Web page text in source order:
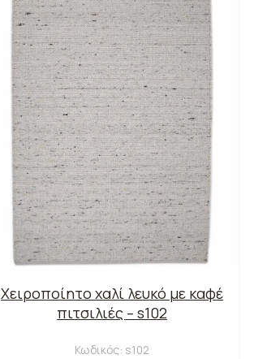
Χειροποίητο χαλί λευκό με καφέ
πιτσιλιές – s102
Κωδικός: s102